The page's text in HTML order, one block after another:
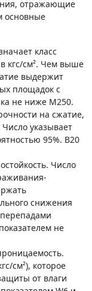
отражающие
основные
класс
кгс/см². Чем выше
выдержит
площадок с
не ниже М250.
на сжатие,
указывает
95%. В20
Число
снижения
не
см²), которое
от влаги